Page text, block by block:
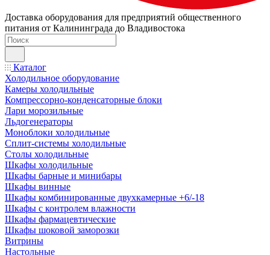
Доставка оборудования для предприятий общественного
питания от Калининграда до Владивостока
Каталог
Холодильное оборудование
Камеры холодильные
Компрессорно-конденсаторные блоки
Лари морозильные
Льдогенераторы
Моноблоки холодильные
Сплит-системы холодильные
Столы холодильные
Шкафы холодильные
Шкафы барные и минибары
Шкафы винные
Шкафы комбинированные двухкамерные +6/-18
Шкафы с контролем влажности
Шкафы фармацевтические
Шкафы шоковой заморозки
Витрины
Настольные